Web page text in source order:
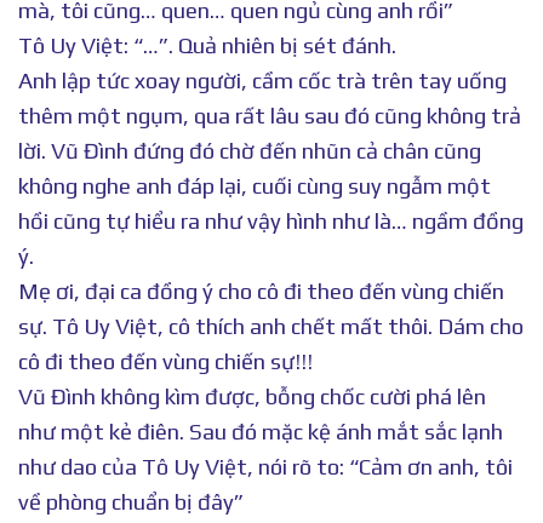
mà, tôi cũng… quen… quen ngủ cùng anh rồi”
Tô Uy Việt: “…”. Quả nhiên bị sét đánh.
Anh lập tức xoay người, cầm cốc trà trên tay uống
thêm một ngụm, qua rất lâu sau đó cũng không trả
lời. Vũ Đình đứng đó chờ đến nhũn cả chân cũng
không nghe anh đáp lại, cuối cùng suy ngẫm một
hồi cũng tự hiểu ra như vậy hình như là… ngầm đồng
ý.
Mẹ ơi, đại ca đồng ý cho cô đi theo đến vùng chiến
sự. Tô Uy Việt, cô thích anh chết mất thôi. Dám cho
cô đi theo đến vùng chiến sự!!!
Vũ Đình không kìm được, bỗng chốc cười phá lên
như một kẻ điên. Sau đó mặc kệ ánh mắt sắc lạnh
như dao của Tô Uy Việt, nói rõ to: “Cảm ơn anh, tôi
về phòng chuẩn bị đây”